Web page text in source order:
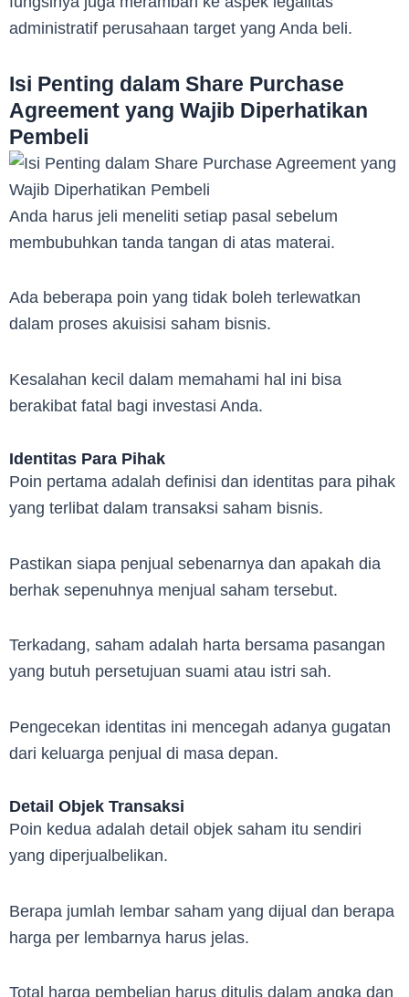
administratif perusahaan target yang Anda beli.
Isi Penting dalam Share Purchase
Agreement yang Wajib Diperhatikan
Pembeli
Anda harus jeli meneliti setiap pasal sebelum
membubuhkan tanda tangan di atas materai.
Ada beberapa poin yang tidak boleh terlewatkan
dalam proses akuisisi saham bisnis.
Kesalahan kecil dalam memahami hal ini bisa
berakibat fatal bagi investasi Anda.
Identitas Para Pihak
Poin pertama adalah definisi dan identitas para pihak
yang terlibat dalam transaksi saham bisnis.
Pastikan siapa penjual sebenarnya dan apakah dia
berhak sepenuhnya menjual saham tersebut.
Terkadang, saham adalah harta bersama pasangan
yang butuh persetujuan suami atau istri sah.
Pengecekan identitas ini mencegah adanya gugatan
dari keluarga penjual di masa depan.
Detail Objek Transaksi
Poin kedua adalah detail objek saham itu sendiri
yang diperjualbelikan.
Berapa jumlah lembar saham yang dijual dan berapa
harga per lembarnya harus jelas.
Total harga pembelian harus ditulis dalam angka dan